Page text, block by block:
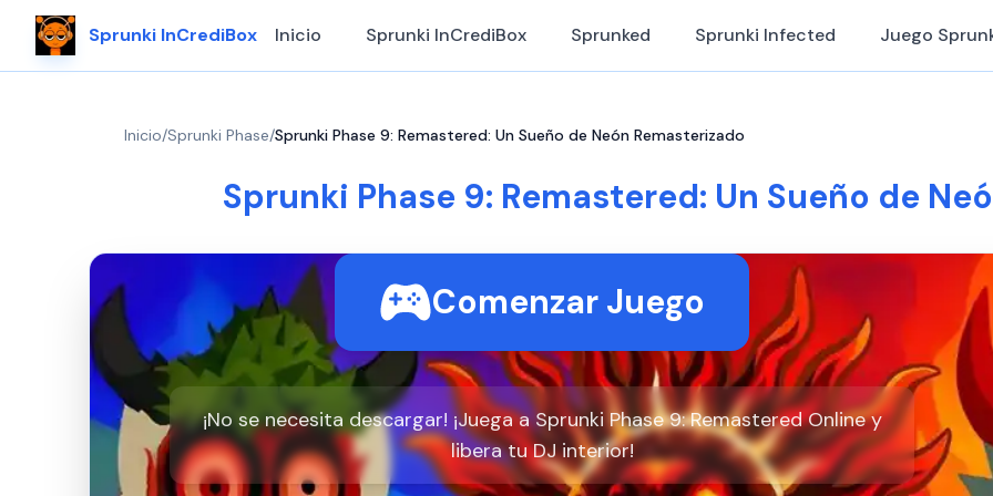
Sprunki InCrediBox Inicio Sprunki InCrediBox Sprunked Sprunki Infected Juego
Inicio/Sprunki Phase/Sprunki Phase 9: Remastered: Un Sueño de Neón Remasterizado
Sprunki Phase 9: Remastered: Un Sueño de
Comenzar Juego
¡No se necesita descargar! ¡Juega a Sprunki Phase 9: Remastered Online y
libera tu DJ interior!